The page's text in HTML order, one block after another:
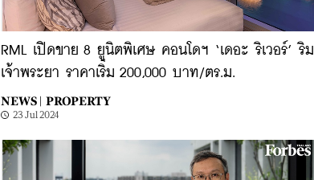
RML เปิดขาย 8 ยูนิตพิเศษ คอนโดฯ ‘เดอะ ริเวอร์’ ริม
เจ้าพระยา ราคาเริ่ม 200,000 บาท/ตร.ม.
NEWS | PROPERTY
23 Jul 2024